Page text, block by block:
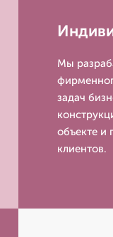
Мы
задач
объекте и
клиентов.